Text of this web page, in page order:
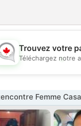
Trouvez votre
Téléchargez notre
Femme